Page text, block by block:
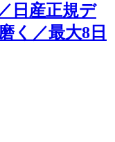
日産正規デ
く／最大8日